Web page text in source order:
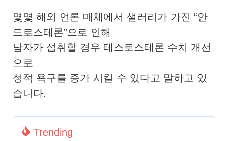
몇몇 해외 언론 매체에서 샐러리가 가진 “안
드로스테론”으로 인해
남자가 섭취할 경우 테스토스테론 수치 개선
으로
성적 욕구를 증가 시킬 수 있다고 말하고 있
습니다.
Trending